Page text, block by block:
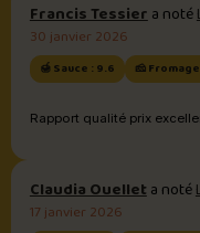
Francis Tessiera noté
30 janvier 2026
🍯 Sauce : 9.6 🧀
Rapport qualité prix
Claudia Ouelleta noté
17 janvier 2026